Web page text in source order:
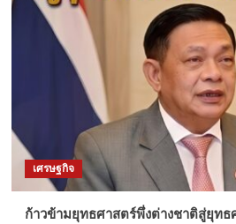
เศรษฐกิจ
ก้าวข้ามยุทธศาสตร์พึ่งต่างชาติสู่ยุทธ